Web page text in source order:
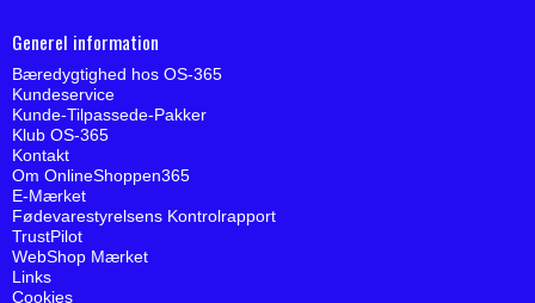
Generel information
Bæredygtighed hos OS-365
Kundeservice
Kunde-Tilpassede-Pakker
Klub OS-365
Kontakt
Om OnlineShoppen365
E-Mærket
Fødevarestyrelsens Kontrolrapport
TrustPilot
WebShop Mærket
Links
Cookies